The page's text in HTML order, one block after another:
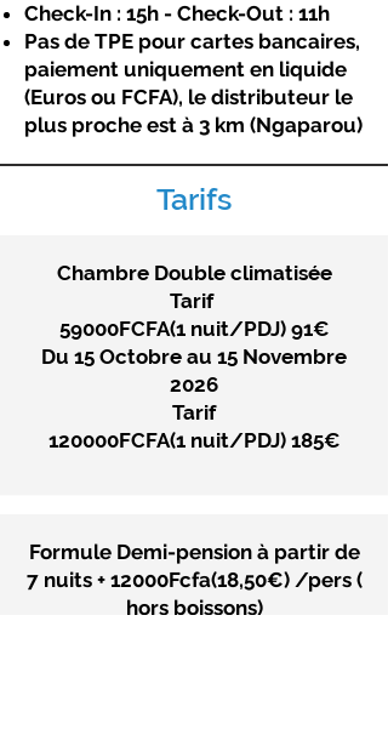
Check-In : 15h - Check-Out : 11h
Pas de TPE pour cartes bancaires,
paiement uniquement en liquide
(Euros ou FCFA), le distributeur le
plus proche est à 3 km (Ngaparou)
Tarifs
Chambre Double climatisée
Tarif
59000FCFA(1 nuit/PDJ) 91€
Du 15 Octobre au 15 Novembre
2026
Tarif
120000FCFA(1 nuit/PDJ) 185€
Formule Demi-pension à partir de
7 nuits + 12000Fcfa(18,50€) /pers (
hors boissons)